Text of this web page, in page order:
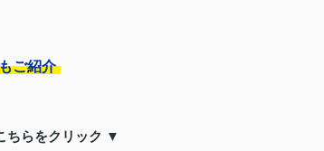
ご紹介
ちらをクリック ▼